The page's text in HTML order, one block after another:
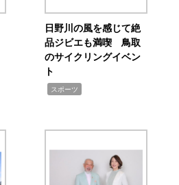
日野川の風を感じて絶
品ジビエも満喫 鳥取
のサイクリングイベン
ト
スポーツ